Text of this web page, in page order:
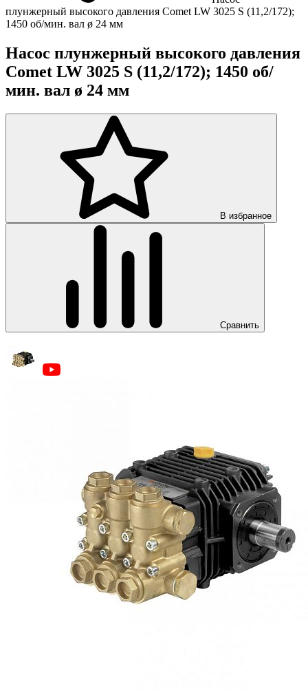
плунжерный высокого давления Comet LW 3025 S (11,2/172);
1450 об/мин. вал ø 24 мм
Насос плунжерный высокого давления
Comet LW 3025 S (11,2/172); 1450 об/
мин. вал ø 24 мм
В избранное
Сравнить